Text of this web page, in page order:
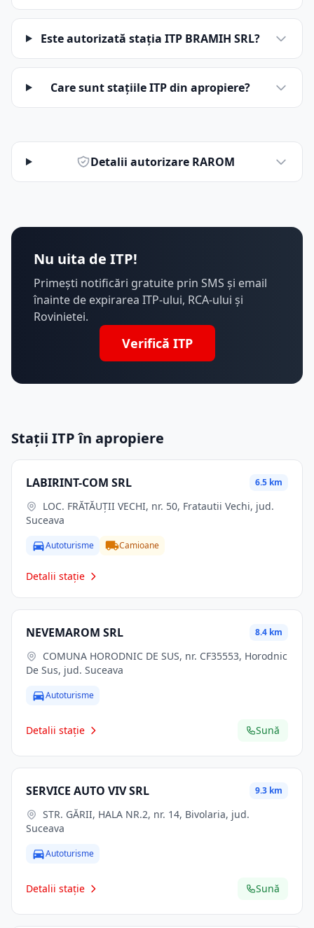
Este autorizată stația ITP BRAMIH SRL?
Care sunt stațiile ITP din apropiere?
Detalii autorizare RAROM
Nu uita de ITP!
Primești notificări gratuite prin SMS și email
înainte de expirarea ITP-ului, RCA-ului și
Rovinietei.
Verifică ITP
Stații ITP în apropiere
LABIRINT-COM SRL 6.5 km
Suceava
Autoturisme Camioane
Detalii stație
NEVEMAROM SRL 8.4 km
De Sus, jud. Suceava
Autoturisme
Detalii stație Sună
SERVICE AUTO VIV SRL 9.3 km
Suceava
Autoturisme
Detalii stație Sună